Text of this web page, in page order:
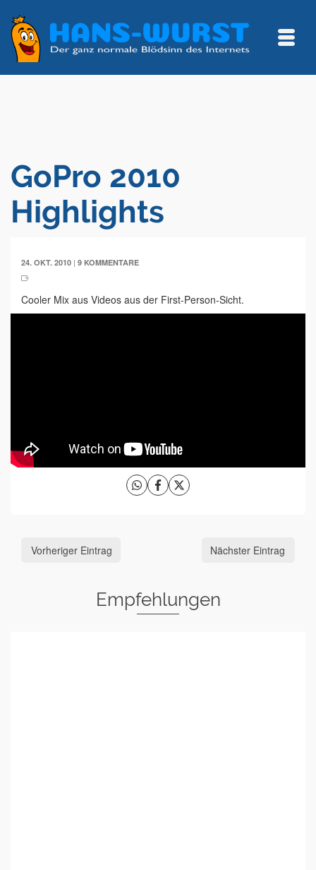
GoPro 2010
Highlights
24. OKT. 2010 | 9 KOMMENTARE
Cooler Mix aus Videos aus der First-Person-Sicht.
Vorheriger Eintrag Nächster Eintrag
Empfehlungen